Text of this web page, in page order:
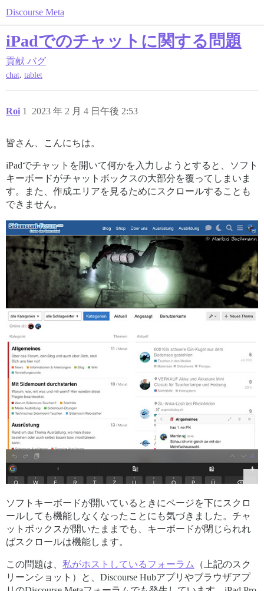
Discourse Meta
iPadでのチャットに関する問題
貢献 バグ
chat, tablet
Roi 2023 年 2 月 4 日午後 2:53
1
皆さん、こんにちは。
iPadでチャットを開いて何かを入力しようとすると、ソフト
キーボードがチャットボックスの大部分を覆ってしまいま
す。また、作成エリアを見るためにスクロールすることも
できません。
ソフトキーボードが開いているときにページを下にスクロ
ールしても機能しなくなったことにも気づきました。チャ
ットボックスが開いたままでも、キーボードが閉じられれ
ばスクロールは機能します。
この問題は、 私がホストしているフォーラム
（上記のスク
リーンショット）と、Discourse Hubアプリやブラウザアプ